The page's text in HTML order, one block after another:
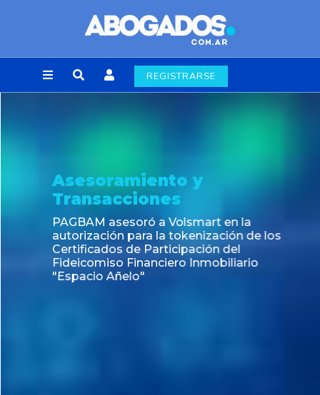
REGISTRARSE
Asesoramiento y
Transacciones
PAGBAM asesoró a Volsmart en la
autorización para la tokenización de los
Certificados de Participación del
Fideicomiso Financiero Inmobiliario
"Espacio Añelo"